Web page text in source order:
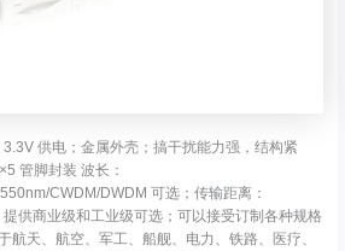
3.3V 供电；金属外壳；搞干扰能力强，结构紧
管脚封装 波长：
CWDM/DWDM 可选；传输距离：
供商业级和工业级可选；可以接受订制各种规格
航天、航空、军工、船舰、电力、铁路、医疗、